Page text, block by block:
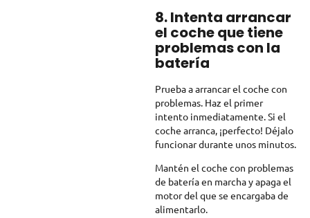
8. Intenta arrancar
el coche que tiene
problemas con la
batería
Prueba a arrancar el coche con
problemas. Haz el primer
intento inmediatamente. Si el
coche arranca, ¡perfecto! Déjalo
funcionar durante unos minutos.
Mantén el coche con problemas
de batería en marcha y apaga el
motor del que se encargaba de
alimentarlo.